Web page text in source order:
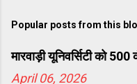
Popular posts from this
मारवाड़ी यूनिवर्सिटी को
April 06, 2026